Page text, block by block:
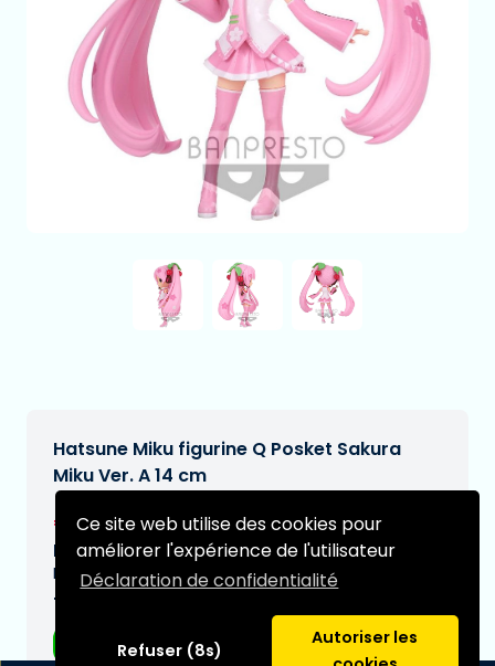
Ce site web utilise des cookies pour
améliorer l'expérience de l'utilisateur
Déclaration de confidentialité
Refuser (8s)
Autoriser les
Hatsune Miku figurine Q Posket Sakura
Miku Ver. A 14 cm
€29,95 [Sous réserve de modifications]
Date de livraison prévue:
N/A
Type:
Figurines d'anime